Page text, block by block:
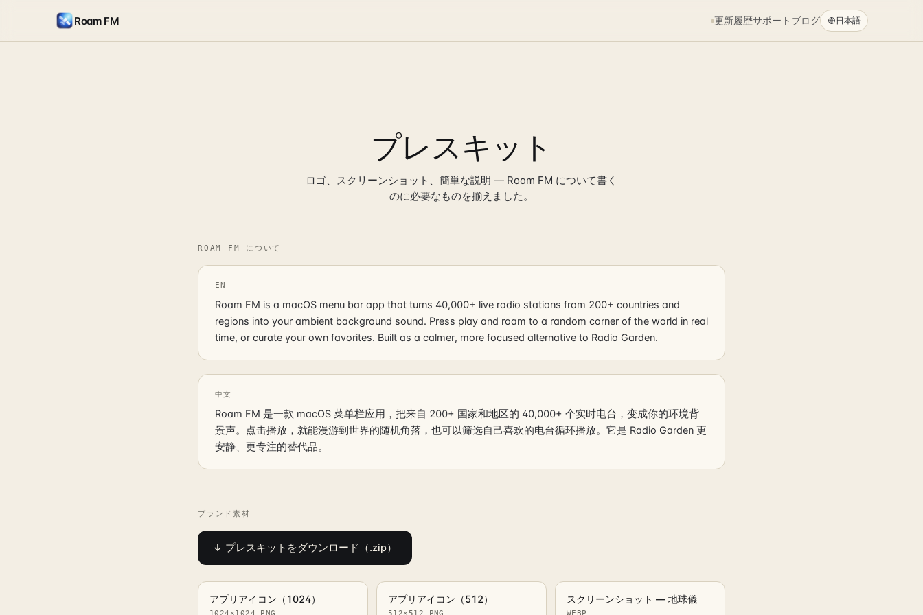
Roam FM 更新履歴サポート ブログ 日本語
プレスキット
ロゴ、スクリーンショット、簡単な説明 — Roam FM について書く
のに必要なものを揃えました。
ROAM FM について
EN
Roam FM is a macOS menu bar app that turns 40,000+ live radio stations from 200+ countries and
regions into your ambient background sound. Press play and roam to a random corner of the world in real
time, or curate your own favorites. Built as a calmer, more focused alternative to Radio Garden.
中文
Roam FM 是一款 macOS 菜单栏应用，把来自 200+ 国家和地区的 40,000+ 个实时电台，变成你的环境背
景声。点击播放，就能漫游到世界的随机角落，也可以筛选自己喜欢的电台循环播放。它是 Radio Garden 更
安静、更专注的替代品。
ブランド素材
↓ プレスキットをダウンロード（.zip）
アプリアイコン（1024） アプリアイコン（512） スクリーンショット — 地球儀